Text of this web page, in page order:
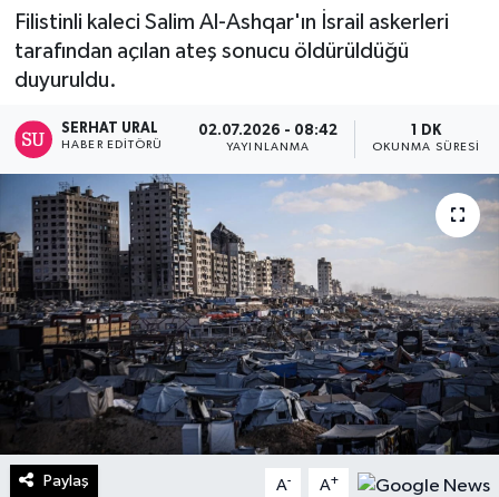
Filistinli kaleci Salim Al-Ashqar'ın İsrail askerleri
tarafından açılan ateş sonucu öldürüldüğü
duyuruldu.
SERHAT URAL
HABER EDITÖRÜ
02.07.2026 - 08:42
YAYINLANMA
1 DK
OKUNMA SÜRESI
Paylaş A- A+
Magazin
Spor
Sağlık
Teknoloji
Turizm
Kültür - Sanat
Lider Haber TV Canlı Yayın izle
Süper Lig Puan Durumu ve Fikstür
Tüm Manşetler
Son Dakika Haberleri
Haber Arşivi